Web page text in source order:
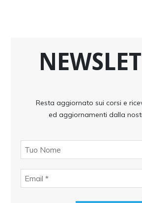
Resta aggiornato sui corsi e
ed aggiornamenti dalla